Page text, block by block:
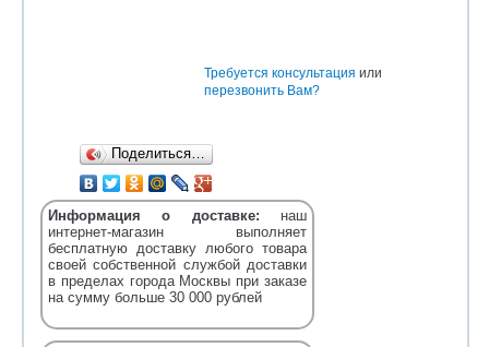
Поделиться…
Требуется консультация или
перезвонить Вам?
Информация о доставке: наш
интернет-магазин выполняет
бесплатную доставку любого товара
своей собственной службой доставки
в пределах города Москвы при заказе
на сумму больше 30 000 рублей